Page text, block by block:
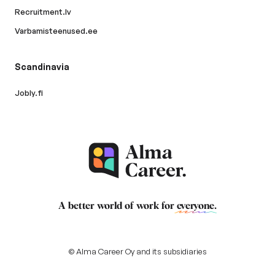
Recruitment.lv
Varbamisteenused.ee
Scandinavia
Jobly.fi
A better world of work for everyone.
© Alma Career Oy and its subsidiaries